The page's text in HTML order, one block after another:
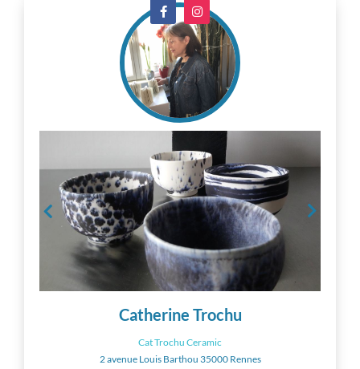
Catherine Trochu
Cat Trochu Ceramic
2 avenue Louis Barthou 35000 Rennes